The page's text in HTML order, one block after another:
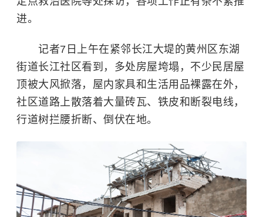
进。
记者7日上午在紧邻长江大堤的黄州区东湖
街道长江社区看到，多处房屋垮塌，不少民居屋
顶被大风掀落，屋内家具和生活用品裸露在外，
社区道路上散落着大量砖瓦、铁皮和断裂电线，
行道树拦腰折断、倒伏在地。